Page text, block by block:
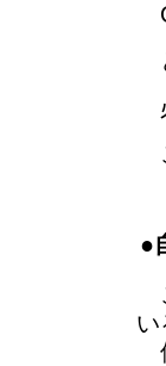
●
い